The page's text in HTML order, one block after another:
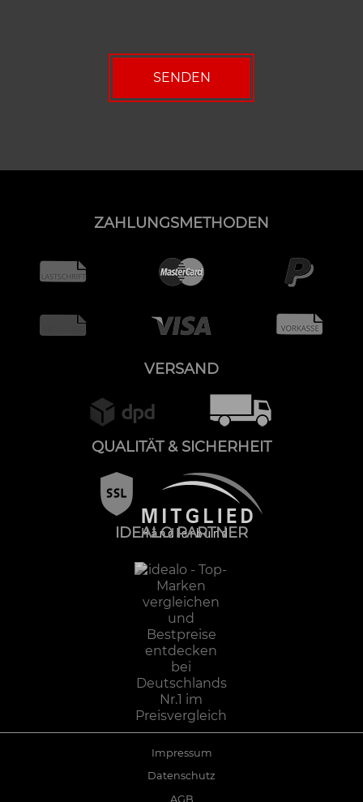
ZAHLUNGSMETHODEN
VERSAND
QUALITÄT & SICHERHEIT
IDEALO PARTNER
Impressum
Datenschutz
AGB